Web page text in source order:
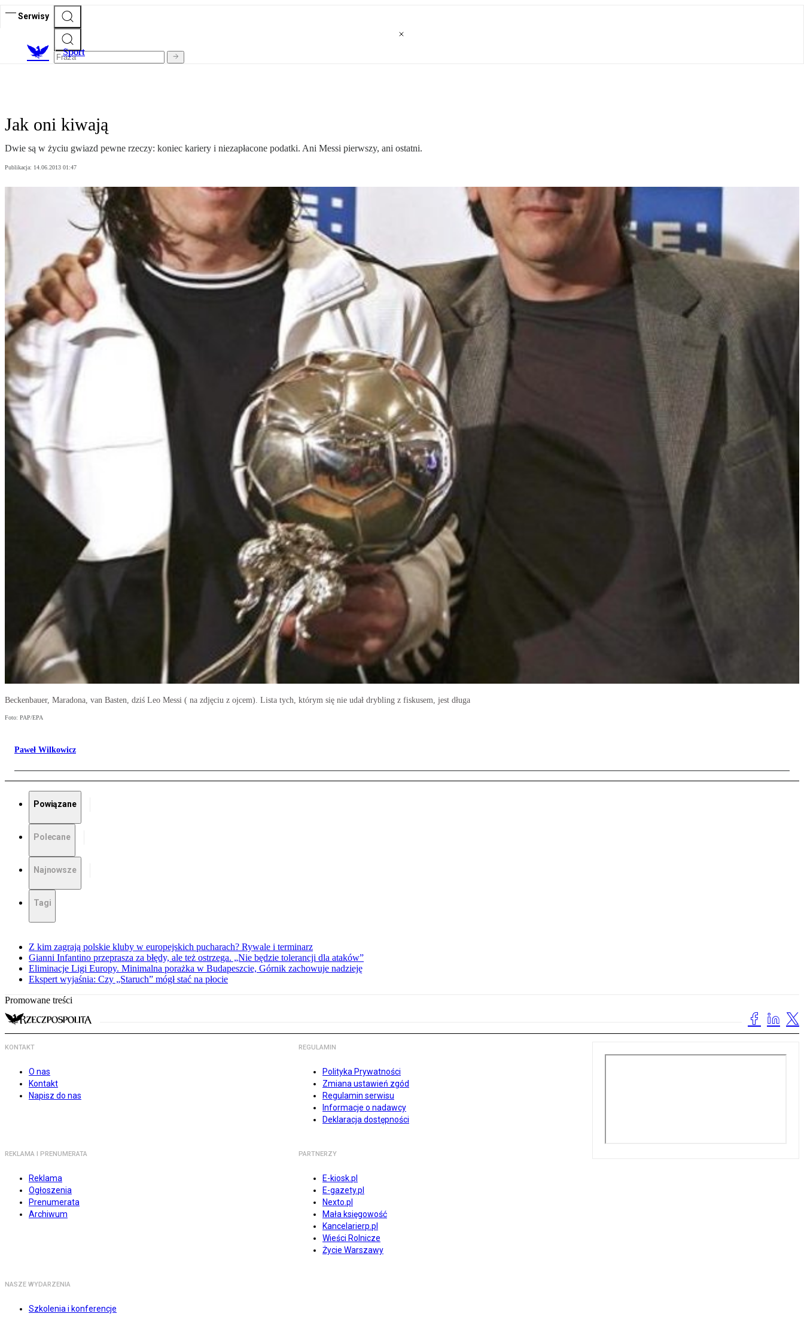
Serwisy
Sport
Jak oni kiwają
Dwie są w życiu gwiazd pewne rzeczy: koniec kariery i niezapłacone podatki. Ani Messi pierwszy, ani ostatni.
Publikacja: 14.06.2013 01:47
Beckenbauer, Maradona, van Basten, dziś Leo Messi ( na zdjęciu z ojcem). Lista tych, którym się nie udał drybling z fiskusem, jest długa
Foto: PAP/EPA
Paweł Wilkowicz
Powiązane
Polecane
Najnowsze
Tagi
Z kim zagrają polskie kluby w europejskich pucharach? Rywale i terminarz
Gianni Infantino przeprasza za błędy, ale też ostrzega. „Nie będzie tolerancji dla ataków”
Eliminacje Ligi Europy. Minimalna porażka w Budapeszcie, Górnik zachowuje nadzieję
Ekspert wyjaśnia: Czy „Staruch” mógł stać na płocie
Promowane treści
KONTAKT
O nas
Kontakt
Napisz do nas
REGULAMIN
Polityka Prywatności
Zmiana ustawień zgód
Regulamin serwisu
Informacje o nadawcy
Deklaracja dostępności
REKLAMA I PRENUMERATA
Reklama
Ogłoszenia
Prenumerata
Archiwum
PARTNERZY
E-kiosk.pl
E-gazety.pl
Nexto.pl
Mała księgowość
Kancelarierp.pl
Wieści Rolnicze
Życie Warszawy
NASZE WYDARZENIA
Szkolenia i konferencje